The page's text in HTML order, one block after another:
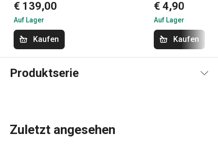
€ 139,00
Auf Lager
Kaufen
€ 4,90
Auf Lager
Kaufen
Produktserie
Zuletzt angesehen